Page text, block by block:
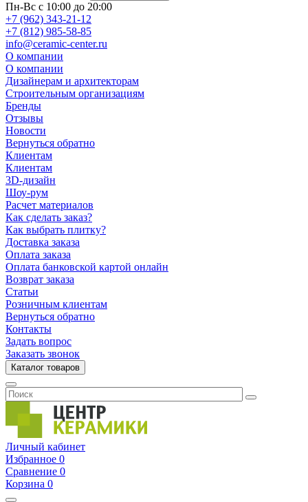
Пн-Вс с 10:00 до 20:00
+7 (962) 343-21-12
+7 (812) 985-58-85
info@ceramic-center.ru
О компании
О компании
Дизайнерам и архитекторам
Строительным организациям
Бренды
Отзывы
Новости
Вернуться обратно
Клиентам
Клиентам
3D-дизайн
Шоу-рум
Расчет материалов
Как сделать заказ?
Как выбрать плитку?
Доставка заказа
Оплата заказа
Оплата банковской картой онлайн
Возврат заказа
Статьи
Розничным клиентам
Вернуться обратно
Контакты
Задать вопрос
Заказать звонок
Каталог товаров
Личный кабинет
Избранное 0
Сравнение 0
Корзина 0